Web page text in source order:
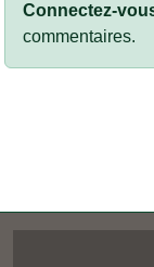
Connectez-
commentaires.